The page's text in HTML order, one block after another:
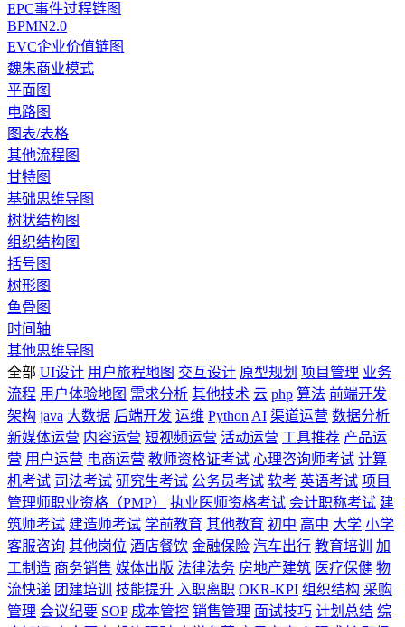
EPC事件过程链图
BPMN2.0
EVC企业价值链图
魏朱商业模式
平面图
电路图
图表/表格
其他流程图
甘特图
基础思维导图
树状结构图
组织结构图
括号图
树形图
鱼骨图
时间轴
其他思维导图
全部 UI设计 用户旅程地图 交互设计 原型规划 项目管理 业务
流程 用户体验地图 需求分析 其他技术 云 php 算法 前端开发
架构 java 大数据 后端开发 运维 Python AI 渠道运营 数据分析
新媒体运营 内容运营 短视频运营 活动运营 工具推荐 产品运
营 用户运营 电商运营 教师资格证考试 心理咨询师考试 计算
机考试 司法考试 研究生考试 公务员考试 软考 英语考试 项目
管理师职业资格（PMP）
执业医师资格考试 会计职称考试 建
筑师考试 建造师考试 学前教育 其他教育 初中 高中 大学 小学
客服咨询 其他岗位 酒店餐饮 金融保险 汽车出行 教育培训
加
工制造 商务销售 媒体出版 法律法务 房地产建筑 医疗保健 物
流快递 团建培训 技能提升 入职离职 OKR-KPI 组织结构 采购
管理 会议纪要 SOP 成本管控 销售管理 面试技巧 计划总结 综